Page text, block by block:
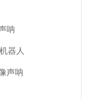
呐
器人
声呐